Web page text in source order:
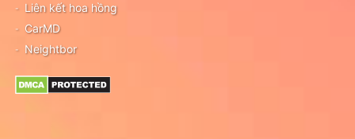
Liên kết hoa hồng
CarMD
Neightbor